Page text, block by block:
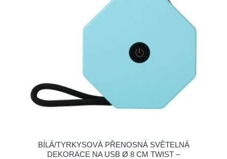
BÍLÁ/TYRKYSOVÁ PŘENOSNÁ SVĚTELNÁ
DEKORACE NA USB Ø 8 CM TWIST –